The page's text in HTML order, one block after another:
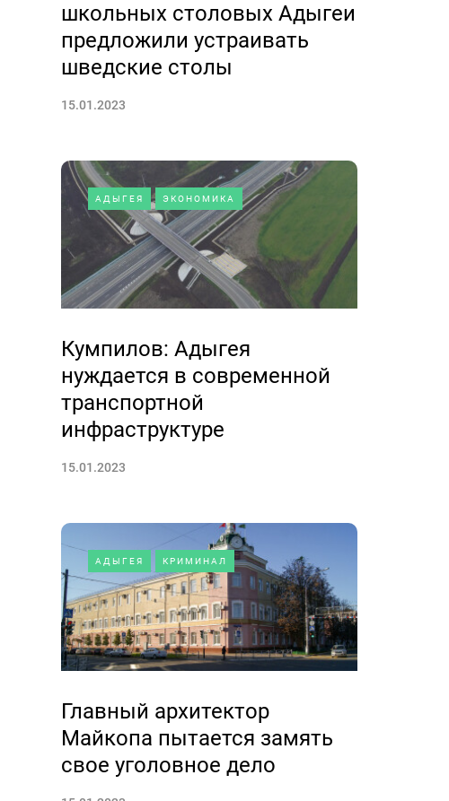
школьных столовых Адыгеи
предложили устраивать
шведские столы
15.01.2023
АДЫГЕЯ ЭКОНОМИКА
Кумпилов: Адыгея
нуждается в современной
транспортной
инфраструктуре
15.01.2023
АДЫГЕЯ КРИМИНАЛ
Главный архитектор
Майкопа пытается замять
свое уголовное дело